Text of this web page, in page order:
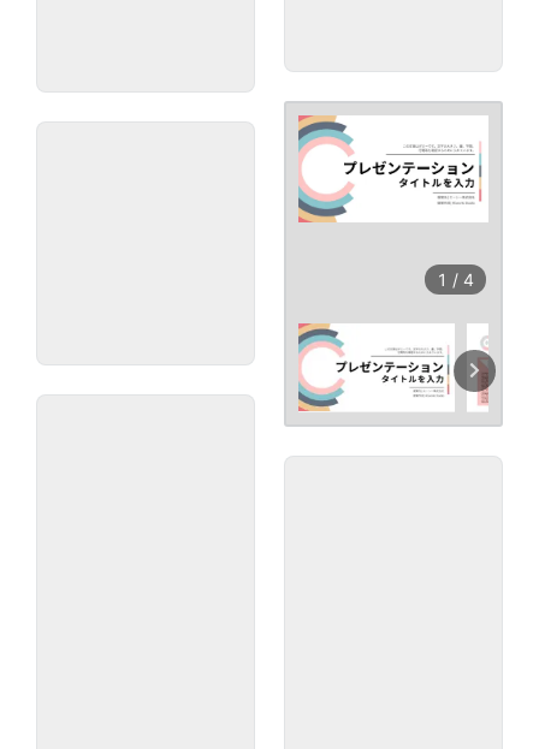
1 / 4